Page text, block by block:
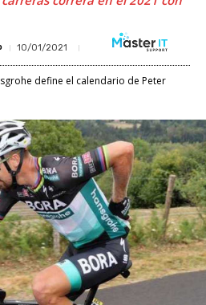
10/01/2021
define el calendario de Peter